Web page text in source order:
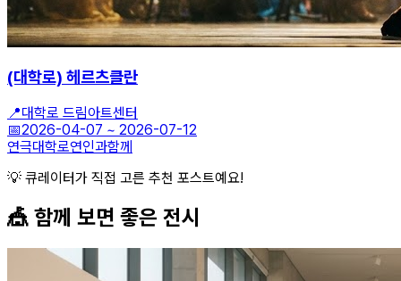
(대학로) 헤르츠클란
📍대학로 드림아트센터
📅2026-04-07 ~ 2026-07-12
연극대학로연인과함께
💡 큐레이터가 직접 고른 추천 포스트예요!
🎪 함께 보면 좋은 전시